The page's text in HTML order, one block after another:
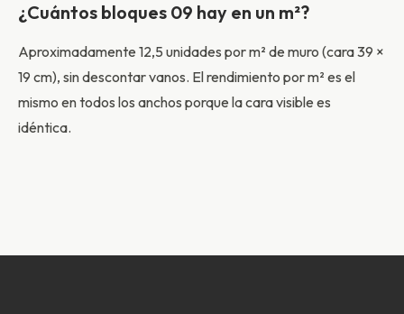
¿Cuántos bloques 09 hay en un m²?
Aproximadamente 12,5 unidades por m² de muro (cara 39 ×
19 cm), sin descontar vanos. El rendimiento por m² es el
mismo en todos los anchos porque la cara visible es
idéntica.